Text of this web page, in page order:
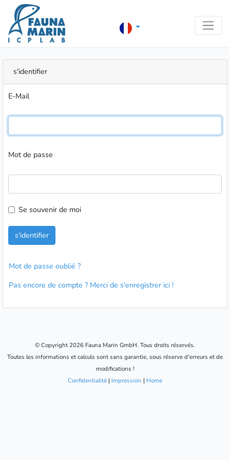
s'identifier
E-Mail
Mot de passe
Se souvenir de moi
s'identifier
Mot de passe oublié ?
Pas encore de compte ? Merci de s'enregistrer ici !
© Copyright 2026 Fauna Marin GmbH. Tous droits réservés.
Toutes les informations et calculs sont sans garantie, sous réserve d'erreurs et de
modifications !
Confidentialité | Impression | Home